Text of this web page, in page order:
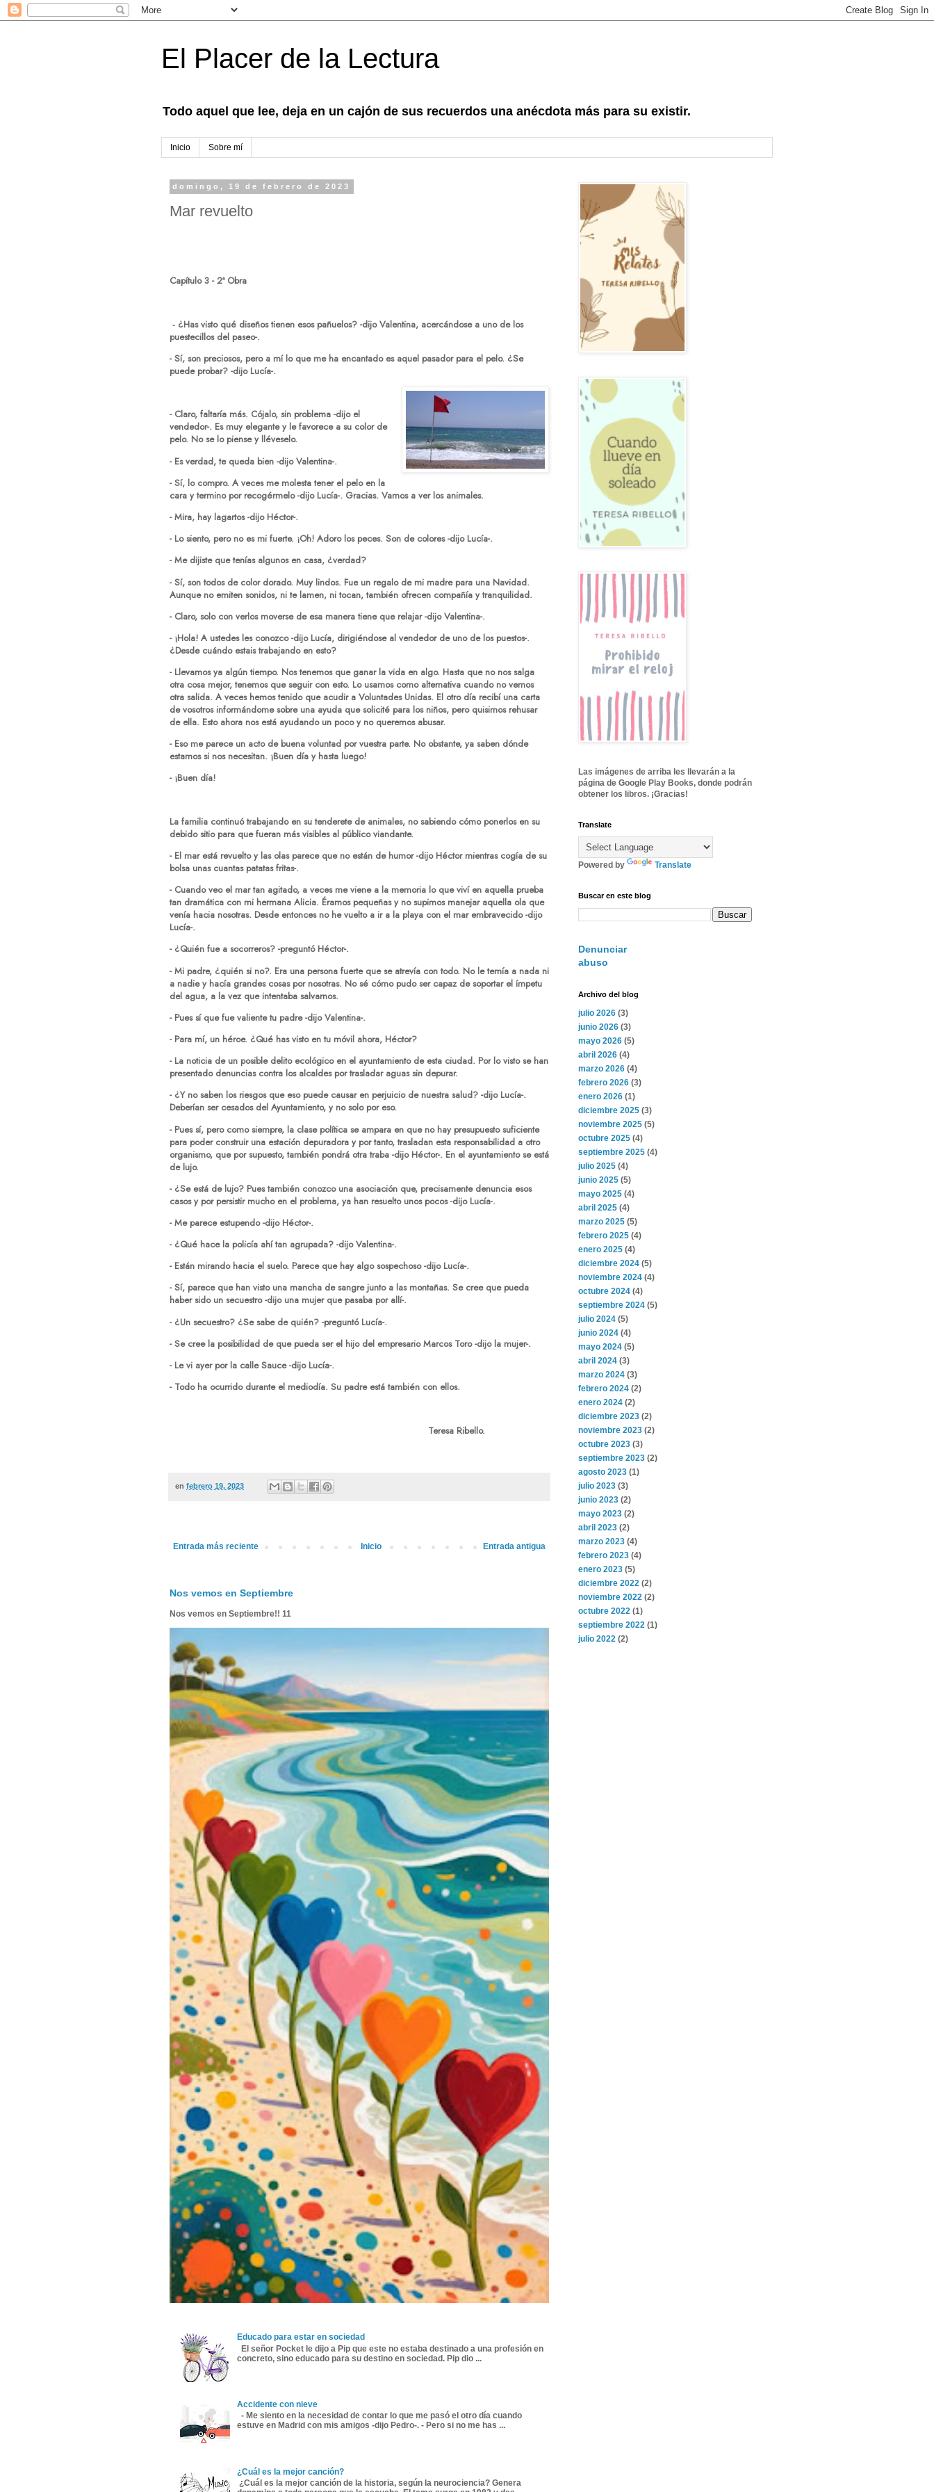
El Placer de la Lectura
Todo aquel que lee, deja en un cajón de sus recuerdos una anécdota más para su existir.
Inicio Sobre mí
domingo, 19 de febrero de 2023
Mar revuelto
Capítulo 3 - 2ª Obra
- ¿Has visto qué diseños tienen esos pañuelos? -dijo Valentina, acercándose a uno de los
puestecillos del paseo-.
- Sí, son preciosos, pero a mí lo que me ha encantado es aquel pasador para el pelo. ¿Se
puede probar? -dijo Lucía-.
- Claro, faltaría más. Cójalo, sin problema -dijo el
vendedor-. Es muy elegante y le favorece a su color de
pelo. No se lo piense y lléveselo.
- Es verdad, te queda bien -dijo Valentina-.
- Sí, lo compro. A veces me molesta tener el pelo en la
cara y termino por recogérmelo -dijo Lucía-. Gracias. Vamos a ver los animales.
- Mira, hay lagartos -dijo Héctor-.
- Lo siento, pero no es mi fuerte. ¡Oh! Adoro los peces. Son de colores -dijo Lucía-.
- Me dijiste que tenías algunos en casa, ¿verdad?
- Sí, son todos de color dorado. Muy lindos. Fue un regalo de mi madre para una Navidad.
Aunque no emiten sonidos, ni te lamen, ni tocan, también ofrecen compañía y tranquilidad.
- Claro, solo con verlos moverse de esa manera tiene que relajar -dijo Valentina-.
- ¡Hola! A ustedes les conozco -dijo Lucía, dirigiéndose al vendedor de uno de los puestos-.
¿Desde cuándo estais trabajando en esto?
- Llevamos ya algún tiempo. Nos tenemos que ganar la vida en algo. Hasta que no nos salga
otra cosa mejor, tenemos que seguir con esto. Lo usamos como alternativa cuando no vemos
otra salida. A veces hemos tenido que acudir a Voluntades Unidas. El otro día recibí una carta
de vosotros informándome sobre una ayuda que solicité para los niños, pero quisimos rehusar
de ella. Esto ahora nos está ayudando un poco y no queremos abusar.
- Eso me parece un acto de buena voluntad por vuestra parte. No obstante, ya saben dónde
estamos si nos necesitan. ¡Buen día y hasta luego!
- ¡Buen día!
La familia continuó trabajando en su tenderete de animales, no sabiendo cómo ponerlos en su
debido sitio para que fueran más visibles al público viandante.
- El mar está revuelto y las olas parece que no están de humor -dijo Héctor mientras cogía de su
bolsa unas cuantas patatas fritas-.
- Cuando veo el mar tan agitado, a veces me viene a la memoria lo que viví en aquella prueba
tan dramática con mi hermana Alicia. Éramos pequeñas y no supimos manejar aquella ola que
venía hacia nosotras. Desde entonces no he vuelto a ir a la playa con el mar embravecido -dijo
Lucía-.
- ¿Quién fue a socorreros? -preguntó Héctor-.
- Mi padre, ¿quién si no?. Era una persona fuerte que se atrevía con todo. No le temía a nada ni
a nadie y hacía grandes cosas por nosotras. No sé cómo pudo ser capaz de soportar el ímpetu
del agua, a la vez que intentaba salvarnos.
- Pues sí que fue valiente tu padre -dijo Valentina-.
- Para mí, un héroe. ¿Qué has visto en tu móvil ahora, Héctor?
- La noticia de un posible delito ecológico en el ayuntamiento de esta ciudad. Por lo visto se han
presentado denuncias contra los alcaldes por trasladar aguas sin depurar.
- ¿Y no saben los riesgos que eso puede causar en perjuicio de nuestra salud? -dijo Lucía-.
Deberían ser cesados del Ayuntamiento, y no solo por eso.
- Pues sí, pero como siempre, la clase política se ampara en que no hay presupuesto suficiente
para poder construir una estación depuradora y por tanto, trasladan esta responsabilidad a otro
organismo, que por supuesto, también pondrá otra traba -dijo Héctor-. En el ayuntamiento se está
de lujo.
- ¿Se está de lujo? Pues también conozco una asociación que, precisamente denuncia esos
casos y por persistir mucho en el problema, ya han resuelto unos pocos -dijo Lucía-.
- Me parece estupendo -dijo Héctor-.
- ¿Qué hace la policía ahí tan agrupada? -dijo Valentina-.
- Están mirando hacia el suelo. Parece que hay algo sospechoso -dijo Lucía-.
- Sí, parece que han visto una mancha de sangre junto a las montañas. Se cree que pueda
haber sido un secuestro -dijo una mujer que pasaba por allí-.
- ¿Un secuestro? ¿Se sabe de quién? -preguntó Lucía-.
- Se cree la posibilidad de que pueda ser el hijo del empresario Marcos Toro -dijo la mujer-.
- Le vi ayer por la calle Sauce -dijo Lucía-.
- Todo ha ocurrido durante el mediodía. Su padre está también con ellos.
Teresa Ribello.
en febrero 19, 2023
Entrada más reciente Entrada antigua
Inicio
Nos vemos en Septiembre
Nos vemos en Septiembre!! 11
Educado para estar en sociedad
El señor Pocket le dijo a Pip que este no estaba destinado a una profesión en
concreto, sino educado para su destino en sociedad. Pip dio ...
Accidente con nieve
- Me siento en la necesidad de contar lo que me pasó el otro día cuando
estuve en Madrid con mis amigos -dijo Pedro-. - Pero si no me has ...
¿Cuál es la mejor canción?
¿Cuál es la mejor canción de la historia, según la neurociencia? Genera
Las imágenes de arriba les llevarán a la
página de Google Play Books, donde podrán
obtener los libros. ¡Gracias!
Translate
Powered by Translate
Buscar en este blog
Denunciar
abuso
Archivo del blog
julio 2026 (3)
junio 2026 (3)
mayo 2026 (5)
abril 2026 (4)
marzo 2026 (4)
febrero 2026 (3)
enero 2026 (1)
diciembre 2025 (3)
noviembre 2025 (5)
octubre 2025 (4)
septiembre 2025 (4)
julio 2025 (4)
junio 2025 (5)
mayo 2025 (4)
abril 2025 (4)
marzo 2025 (5)
febrero 2025 (4)
enero 2025 (4)
diciembre 2024 (5)
noviembre 2024 (4)
octubre 2024 (4)
septiembre 2024 (5)
julio 2024 (5)
junio 2024 (4)
mayo 2024 (5)
abril 2024 (3)
marzo 2024 (3)
febrero 2024 (2)
enero 2024 (2)
diciembre 2023 (2)
noviembre 2023 (2)
octubre 2023 (3)
septiembre 2023 (2)
agosto 2023 (1)
julio 2023 (3)
junio 2023 (2)
mayo 2023 (2)
abril 2023 (2)
marzo 2023 (4)
febrero 2023 (4)
enero 2023 (5)
diciembre 2022 (2)
noviembre 2022 (2)
octubre 2022 (1)
septiembre 2022 (1)
julio 2022 (2)